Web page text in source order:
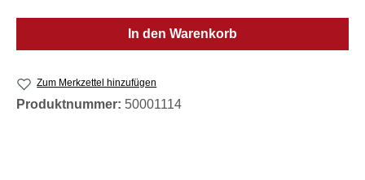
In den Warenkorb
Zum Merkzettel hinzufügen
Produktnummer: 50001114